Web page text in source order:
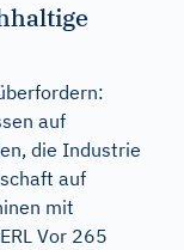
auf
die Industrie
auf
mit
Vor 265